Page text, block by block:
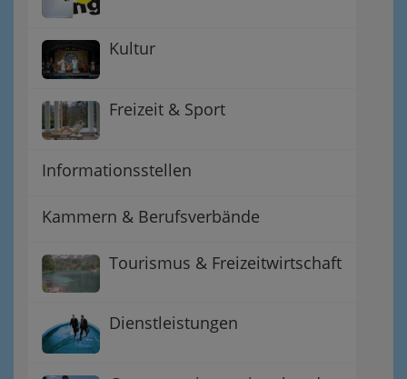
Kultur
Freizeit & Sport
Informationsstellen
Kammern & Berufsverbände
Tourismus & Freizeitwirtschaft
Dienstleistungen